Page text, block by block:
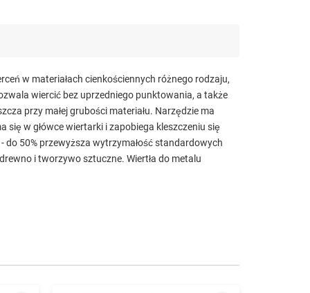
w materiałach cienkościennych różnego rodzaju,
wiercić bez uprzedniego punktowania, a także
przy małej grubości materiału. Narzędzie ma
się w główce wiertarki i zapobiega kleszczeniu się
do 50% przewyższa wytrzymałość standardowych
i tworzywo sztuczne. Wiertła do metalu